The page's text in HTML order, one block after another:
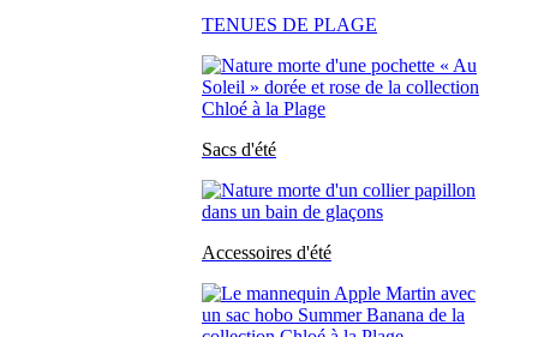
TENUES DE PLAGE
Sacs d'été
Accessoires d'été